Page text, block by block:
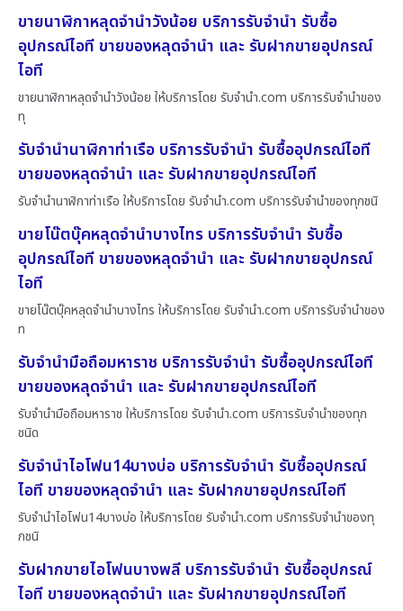
ขายนาฬิกาหลุดจำนำวังน้อย บริการรับจำนำ รับซื้อ
อุปกรณ์ไอที ขายของหลุดจำนำ และ รับฝากขายอุปกรณ์
ไอที
ขายนาฬิกาหลุดจำนำวังน้อย ให้บริการโดย รับจํานํา.com บริการรับจำนำของ
ทุ
รับจำนำนาฬิกาท่าเรือ บริการรับจำนำ รับซื้ออุปกรณ์ไอที
ขายของหลุดจำนำ และ รับฝากขายอุปกรณ์ไอที
รับจำนำนาฬิกาท่าเรือ ให้บริการโดย รับจํานํา.com บริการรับจำนำของทุกชนิ
ขายโน๊ตบุ๊คหลุดจำนำบางไทร บริการรับจำนำ รับซื้อ
อุปกรณ์ไอที ขายของหลุดจำนำ และ รับฝากขายอุปกรณ์
ไอที
ขายโน๊ตบุ๊คหลุดจำนำบางไทร ให้บริการโดย รับจํานํา.com บริการรับจำนำของ
ท
รับจำนำมือถือมหาราช บริการรับจำนำ รับซื้ออุปกรณ์ไอที
ขายของหลุดจำนำ และ รับฝากขายอุปกรณ์ไอที
รับจำนำมือถือมหาราช ให้บริการโดย รับจํานํา.com บริการรับจำนำของทุก
ชนิด
รับจำนำไอโฟน14บางบ่อ บริการรับจำนำ รับซื้ออุปกรณ์
ไอที ขายของหลุดจำนำ และ รับฝากขายอุปกรณ์ไอที
รับจำนำไอโฟน14บางบ่อ ให้บริการโดย รับจํานํา.com บริการรับจำนำของทุ
กชนิ
รับฝากขายไอโฟนบางพลี บริการรับจำนำ รับซื้ออุปกรณ์
ไอที ขายของหลุดจำนำ และ รับฝากขายอุปกรณ์ไอที